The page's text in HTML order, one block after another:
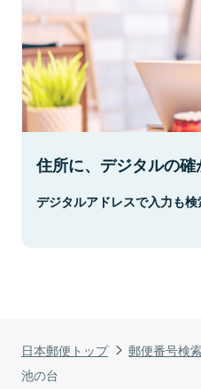
日本郵便トップ 郵便番号検
池の台
住所に、デジタルの確
デジタルアドレスで入力も検